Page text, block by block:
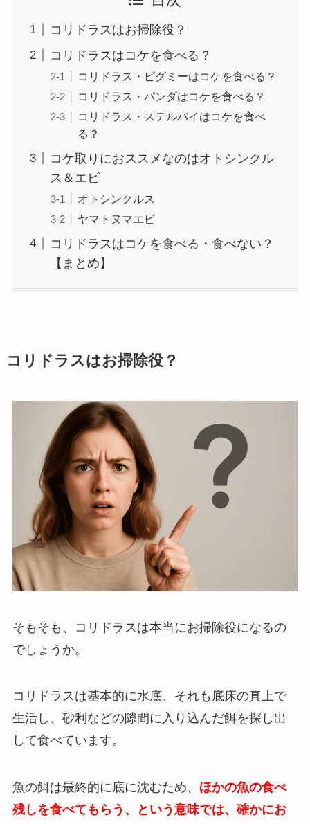
コリドラスはお掃除役？
コリドラスはコケを食べる？
コリドラス・ピグミーはコケを食べる？
コリドラス・パンダはコケを食べる？
コリドラス・ステルバイはコケを食べ
る？
コケ取りにおススメなのはオトシンクル
ス＆エビ
オトシンクルス
ヤマトヌマエビ
コリドラスはコケを食べる・食べない？
【まとめ】
コリドラスはお掃除役？
そもそも、コリドラスは本当にお掃除役になるの
でしょうか。
コリドラスは基本的に水底、それも底床の真上で
生活し、砂利などの隙間に入り込んだ餌を探し出
して食べています。
魚の餌は最終的に底に沈むため、 ほかの魚の食べ
残しを食べてもらう、という意味では、確かにお